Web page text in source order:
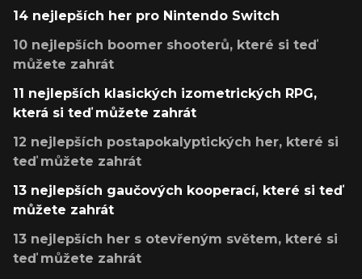
14 nejlepších her pro Nintendo Switch
10 nejlepších boomer shooterů, které si teď
můžete zahrát
11 nejlepších klasických izometrických RPG,
která si teď můžete zahrát
12 nejlepších postapokalyptických her, které si
teď můžete zahrát
13 nejlepších gaučových kooperací, které si teď
můžete zahrát
13 nejlepších her s otevřeným světem, které si
teď můžete zahrát